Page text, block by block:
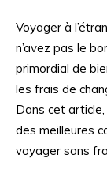
Voyager à
n’avez pas le
primordial de
les frais de
Dans cet
des meilleures
voyager sans